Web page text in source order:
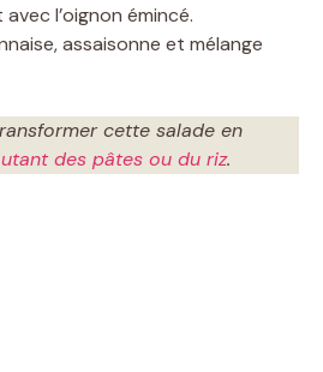
l’oignon émincé.
assaisonne et mélange
cette salade en
des pâtes ou du riz.